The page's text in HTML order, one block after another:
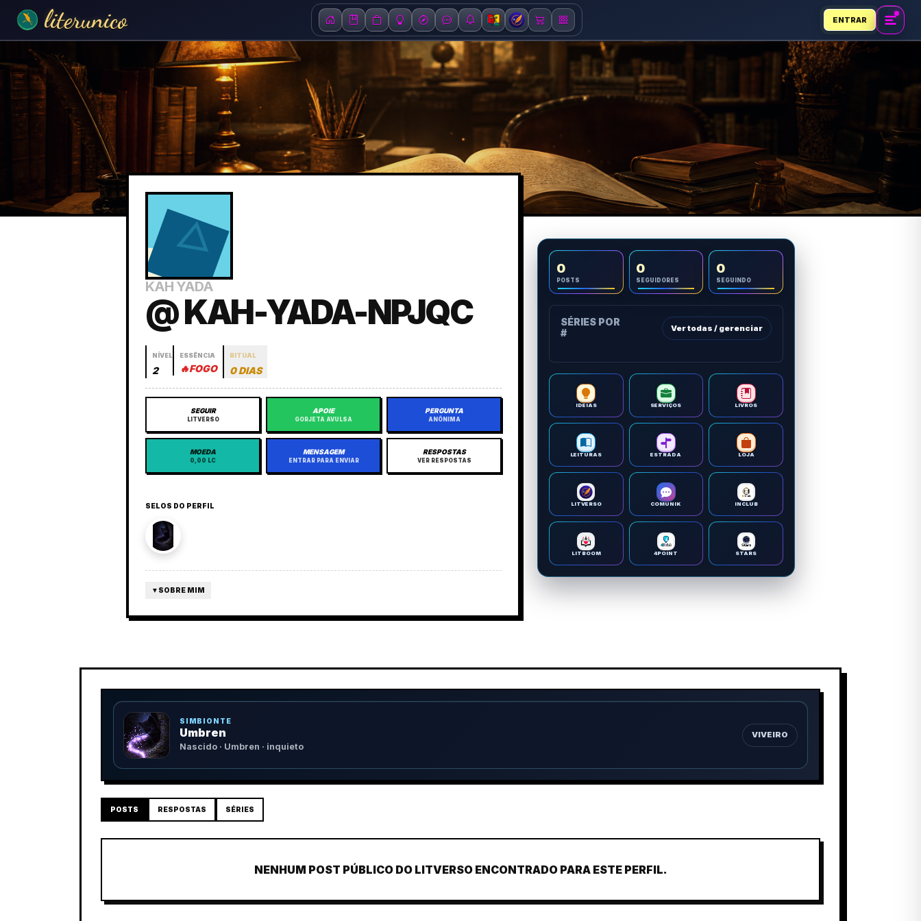
literunico ENTRAR
KAH YADA
@ KAH-YADA-NPJQC
NÍVEL
2
ESSÊNCIA
🔥FOGO
RITUAL
0 DIAS
SEGUIR
LITVERSO
APOIE
GORJETA AVULSA
PERGUNTA
ANÔNIMA
MOEDA
0,00 LC
MENSAGEM
ENTRAR PARA ENVIAR
RESPOSTAS
VER RESPOSTAS
SELOS DO PERFIL
▼ SOBRE MIM
0
POSTS
0
SEGUIDORES
0
SEGUINDO
SÉRIES POR
#
Ver todas / gerenciar
IDEIAS SERVIÇOS LIVROS
LEITURAS ESTRADA LOJA
LITVERSO COMUNIK INCLUB
LITBOOM 4POINT STARS
SIMBIONTE
Umbren
Nascido · Umbren · inquieto
VIVEIRO
POSTS RESPOSTAS SÉRIES
NENHUM POST PÚBLICO DO LITVERSO ENCONTRADO PARA ESTE PERFIL.